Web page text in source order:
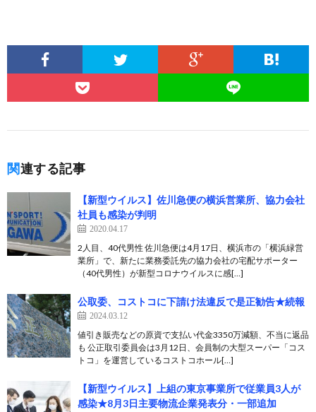
関連する記事
【新型ウイルス】佐川急便の横浜営業所、協力会社
社員も感染が判明
2020.04.17
2人目、40代男性 佐川急便は4月17日、横浜市の「横浜緑営
業所」で、新たに業務委託先の協力会社の宅配サポーター
（40代男性）が新型コロナウイルスに感[…]
公取委、コストコに下請け法違反で是正勧告★続報
2024.03.12
値引き販売などの原資で支払い代金3350万減額、不当に返品
も 公正取引委員会は3月12日、会員制の大型スーパー「コス
トコ」を運営しているコストコホール[…]
【新型ウイルス】上組の東京事業所で従業員3人が
感染★8月3日主要物流企業発表分・一部追加